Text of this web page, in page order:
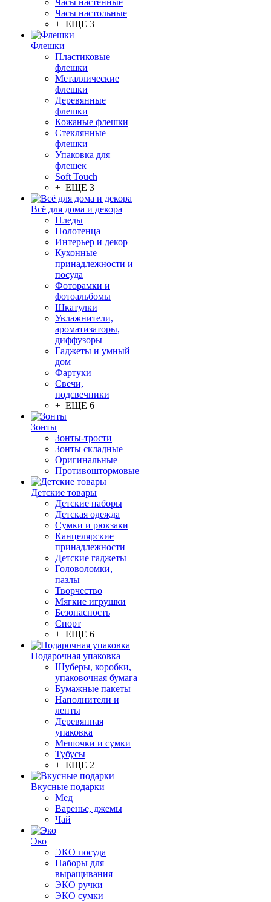
Часы настенные
Часы настольные
+ ЕЩЕ 3
Флешки
Пластиковые
флешки
Металлические
флешки
Деревянные
флешки
Кожаные флешки
Стеклянные
флешки
Упаковка для
флешек
Soft Touch
+ ЕЩЕ 3
Всё для дома и декора
Пледы
Полотенца
Интерьер и декор
Кухонные
принадлежности и
посуда
Фоторамки и
фотоальбомы
Шкатулки
Увлажнители,
ароматизаторы,
диффузоры
Гаджеты и умный
дом
Фартуки
Свечи,
подсвечники
+ ЕЩЕ 6
Зонты
Зонты-трости
Зонты складные
Оригинальные
Противоштормовые
Детские товары
Детские наборы
Детская одежда
Сумки и рюкзаки
Канцелярские
принадлежности
Детские гаджеты
Головоломки,
пазлы
Творчество
Мягкие игрушки
Безопасность
Спорт
+ ЕЩЕ 6
Подарочная упаковка
Шуберы, коробки,
упаковочная бумага
Бумажные пакеты
Наполнители и
ленты
Деревянная
упаковка
Мешочки и сумки
Тубусы
+ ЕЩЕ 2
Вкусные подарки
Мед
Варенье, джемы
Чай
Эко
ЭКО посуда
Наборы для
выращивания
ЭКО ручки
ЭКО сумки